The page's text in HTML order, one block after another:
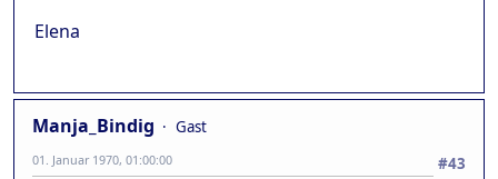
Elena
Manja_Bindig
Gast
#43
01. Januar 1970, 01:00:00